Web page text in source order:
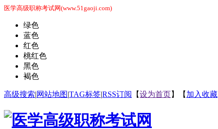
医学高级职称考试网(www.51gaoji.com)
绿色
蓝色
红色
桃红色
黑色
褐色
高级搜索|网站地图|TAG标签|RSS订阅 【设为首页】【 加入收藏